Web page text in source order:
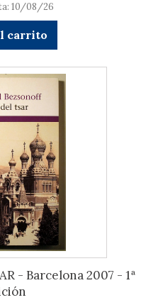
10/08/26
carrito
- Barcelona 2007 - 1ª